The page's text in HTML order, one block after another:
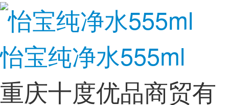
怡宝纯净水555ml
重庆十度优品商贸有